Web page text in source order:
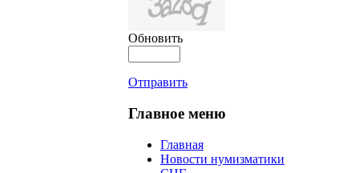
Обновить
Отправить
Главное меню
Главная
Новости нумизматики